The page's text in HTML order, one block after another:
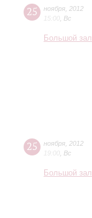
25 ноября 2012
15:00 Вс
Большой зал
25 ноября 2012
19:00 Вс
Большой зал